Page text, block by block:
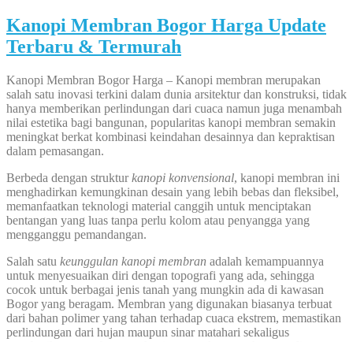
Kanopi Membran Bogor Harga Update
Terbaru & Termurah
Kanopi Membran Bogor Harga – Kanopi membran merupakan
salah satu inovasi terkini dalam dunia arsitektur dan konstruksi, tidak
hanya memberikan perlindungan dari cuaca namun juga menambah
nilai estetika bagi bangunan, popularitas kanopi membran semakin
meningkat berkat kombinasi keindahan desainnya dan kepraktisan
dalam pemasangan.
Berbeda dengan strukturkanopi konvensional, kanopi membran ini
menghadirkan kemungkinan desain yang lebih bebas dan fleksibel,
memanfaatkan teknologi material canggih untuk menciptakan
bentangan yang luas tanpa perlu kolom atau penyangga yang
mengganggu pemandangan.
Salah satu keunggulan kanopi membran adalah kemampuannya
untuk menyesuaikan diri dengan topografi yang ada, sehingga
cocok untuk berbagai jenis tanah yang mungkin ada di kawasan
Bogor yang beragam. Membran yang digunakan biasanya terbuat
dari bahan polimer yang tahan terhadap cuaca ekstrem, memastikan
perlindungan dari hujan maupun sinar matahari sekaligus